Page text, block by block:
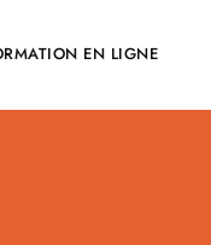
EN LIGNE